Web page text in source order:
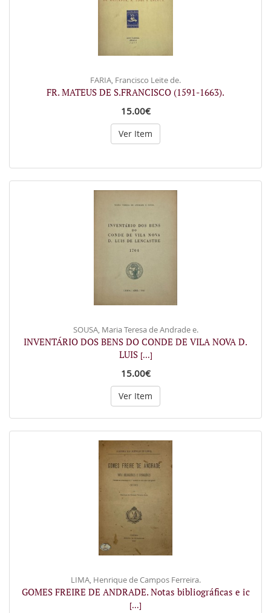
FARIA, Francisco Leite de.
FR. MATEUS DE S.FRANCISCO (1591-1663).
15.00€
Ver Item
SOUSA, Maria Teresa de Andrade e.
INVENTÁRIO DOS BENS DO CONDE DE VILA NOVA D.
LUIS [...]
15.00€
Ver Item
LIMA, Henrique de Campos Ferreira.
GOMES FREIRE DE ANDRADE. Notas bibliográficas e ic
[...]